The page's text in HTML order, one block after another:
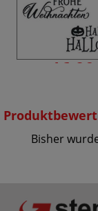
Bisher